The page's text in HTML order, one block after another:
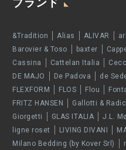
&Tradition Alias ALIVAR
Barovier & Toso
baxter
Cassina
Cattelan Italia
DE MAJO
De Padova de
FLEXFORM
FLOS Flou
FRITZ HANSEN
Gallotti &
Giorgetti
GLAS ITALIA J.L.
ligne roset
LIVING DIVANI
Milano Bedding (by Kover Srl)